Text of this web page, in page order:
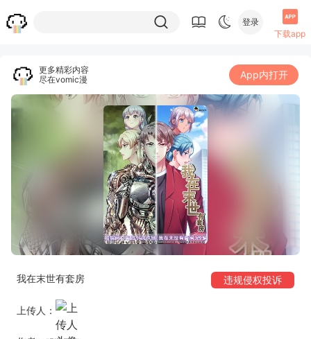
登录
下载app
更多精彩内容
尽在vomic漫
App内打开
我在末世有套房 违规侵权投诉
上传人：